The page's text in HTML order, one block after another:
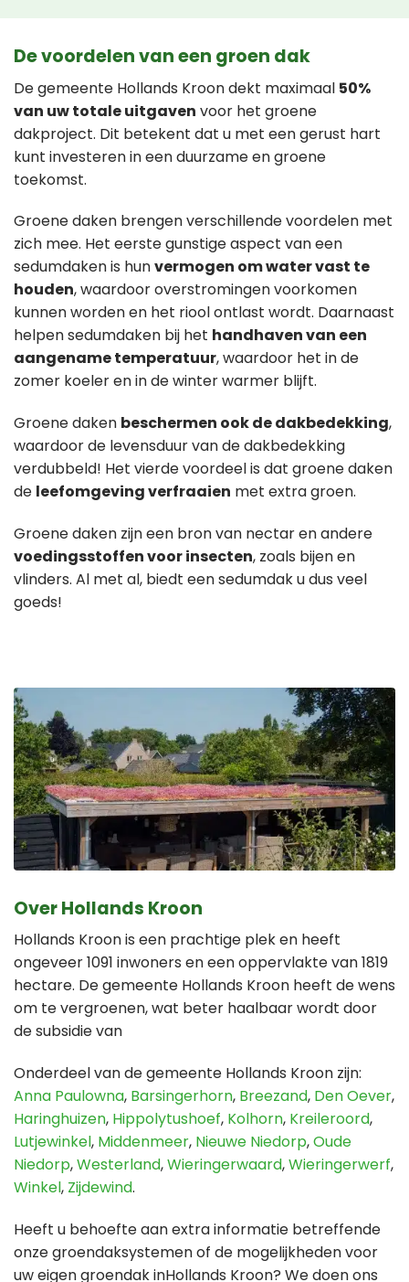
De voordelen van een groen dak
De gemeente Hollands Kroon dekt maximaal 50%
van uw totale uitgaven voor het groene
dakproject. Dit betekent dat u met een gerust hart
kunt investeren in een duurzame en groene
toekomst.
Groene daken brengen verschillende voordelen met
zich mee. Het eerste gunstige aspect van een
sedumdaken is hunvermogen om water vast te
houden, waardoor overstromingen voorkomen
kunnen worden en het riool ontlast wordt. Daarnaast
helpen sedumdaken bij het handhaven van een
aangename temperatuur, waardoor het in de
zomer koeler en in de winter warmer blijft.
Groene daken beschermen ook de dakbedekking,
waardoor de levensduur van de dakbedekking
verdubbeld! Het vierde voordeel is dat groene daken
de leefomgeving verfraaien met extra groen.
Groene daken zijn een bron van nectar en andere
voedingsstoffen voor insecten, zoals bijen en
vlinders. Al met al, biedt een sedumdak u dus veel
goeds!
Over Hollands Kroon
Hollands Kroon is een prachtige plek en heeft
ongeveer 1091 inwoners en een oppervlakte van 1819
hectare. De gemeente Hollands Kroon heeft de wens
om te vergroenen, wat beter haalbaar wordt door
de subsidie van
Onderdeel van de gemeente Hollands Kroon zijn:
Anna Paulowna, Barsingerhorn, Breezand, Den Oever,
Haringhuizen, Hippolytushoef, Kolhorn, Kreileroord,
Lutjewinkel, Middenmeer, Nieuwe Niedorp,Oude
Niedorp,Westerland,Wieringerwaard,Wieringerwerf,
Winkel, Zijdewind.
Heeft u behoefte aan extra informatie betreffende
onze groendaksystemen of de mogelijkheden voor
uw eigen groendak inHollands Kroon? We doen ons